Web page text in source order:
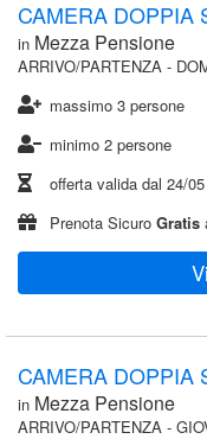
CAMERA DOPPIA
in Mezza Pensione
ARRIVO/PARTENZA -
massimo 3 persone
minimo 2 persone
offerta valida dal 24/05
Prenota Sicuro Gratis
CAMERA DOPPIA
in Mezza Pensione
ARRIVO/PARTENZA -